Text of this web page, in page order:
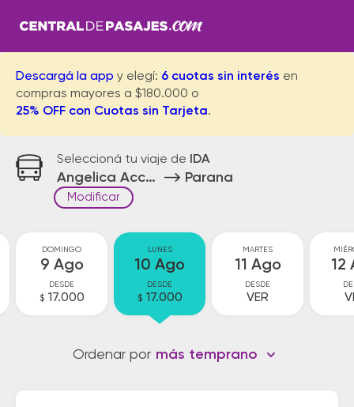
Descargá la app y elegí: 6 cuotas sin interés en
compras mayores a $180.000 o
25% OFF con Cuotas sin Tarjeta.
Seleccioná tu viaje de IDA
Angelica Acceso Parana
Modificar
DOMINGO
9 Ago
DESDE
$ 17.000
LUNES
10 Ago
DESDE
$ 17.000
MARTES
11 Ago
DESDE
VER
12
Ordenar por más temprano